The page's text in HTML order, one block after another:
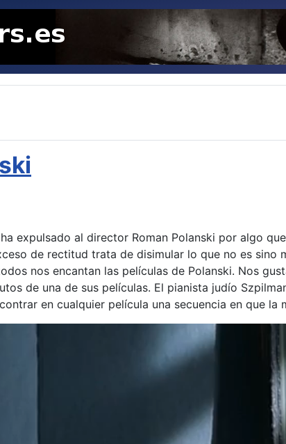
expulsado al director Roman Polanski por algo
de rectitud trata de disimular lo que no es
nos encantan las películas de Polanski. Nos
de una de sus películas. El pianista judío
en cualquier película una secuencia en que